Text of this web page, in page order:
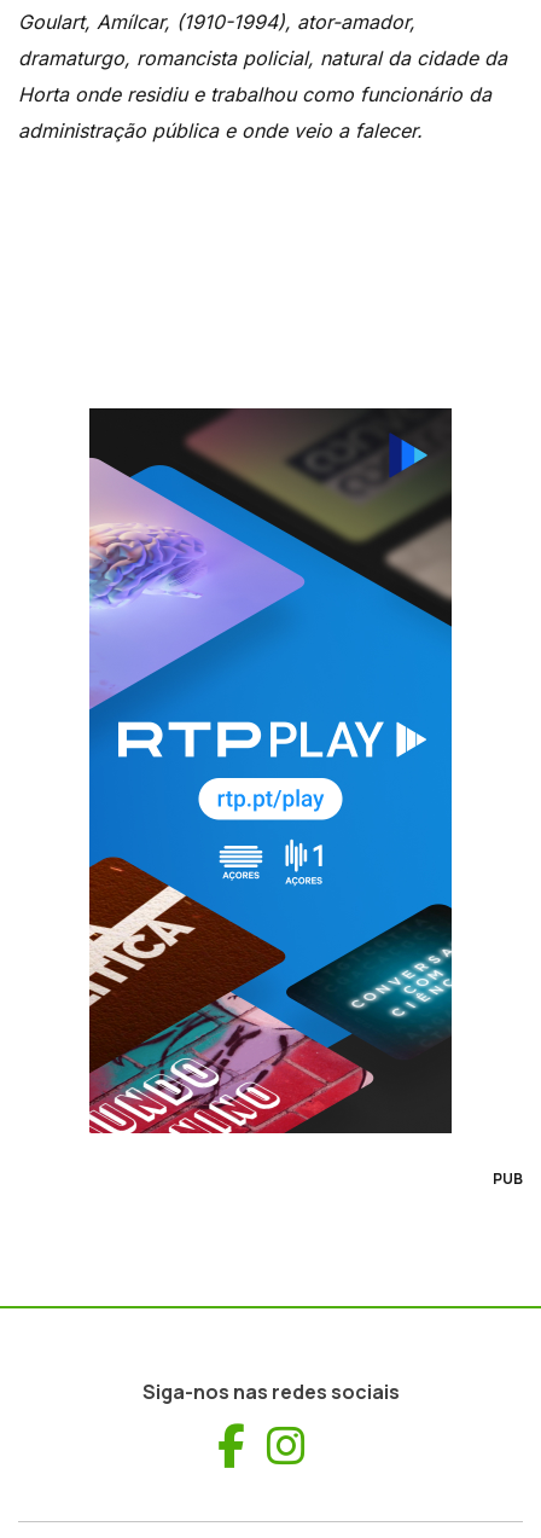
Goulart, Amílcar, (1910-1994), ator-amador,
dramaturgo, romancista policial, natural da cidade da
Horta onde residiu e trabalhou como funcionário da
administração pública e onde veio a falecer.
PUB
Siga-nos nas redes sociais
Facebook